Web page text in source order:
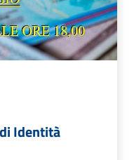
Identità